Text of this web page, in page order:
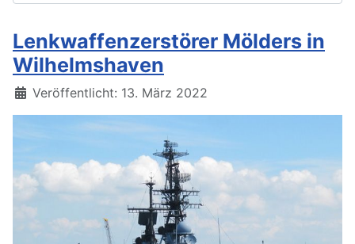
Lenkwaffenzerstörer Mölders in
Wilhelmshaven
Details
Veröffentlicht: 13. März 2022